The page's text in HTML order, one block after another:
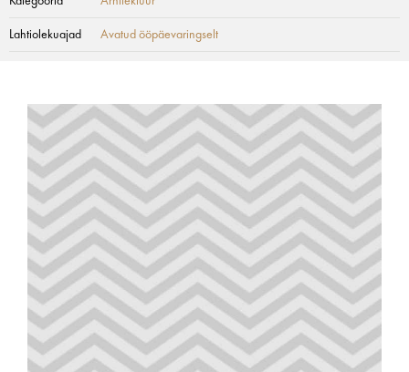
Lahtiolekuajad Avatud ööpäevaringselt